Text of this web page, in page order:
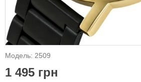
Модель: 2509
1 495 грн